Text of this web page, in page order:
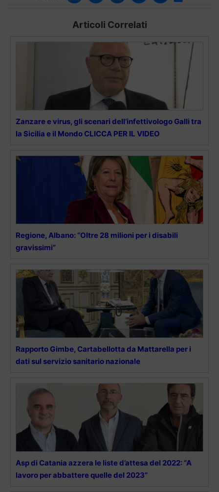
Articoli Correlati
Zanzare e virus, gli scenari dell’infettivologo Galli tra
la Sicilia e il Mondo CLICCA PER IL VIDEO
Regione, Albano: “Oltre 28 milioni per i disabili
gravissimi”
Rapporto Gimbe, Cartabellotta da Mattarella per i
dati sul servizio sanitario nazionale
Asp di Catania azzera le liste d’attesa del 2022: “A
lavoro per abbattere quelle del 2023”